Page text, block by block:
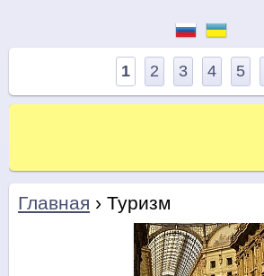
1 2 3 4 5
Главная › Туризм